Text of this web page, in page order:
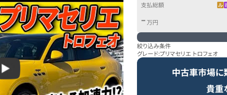
支払総額
- 万円
絞り込み条件
グレード:プリマセリエ トロフェオ
中古車市場に
貴重